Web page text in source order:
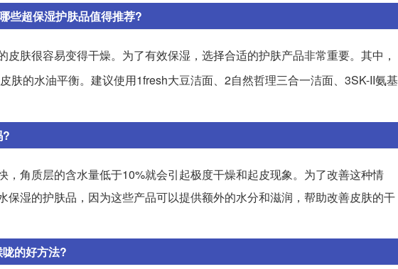
些超保湿护肤品值得推荐?
肤很容易变得干燥。为了有效保湿，选择合适的护肤产品非常重要。其中，
肤的水油平衡。建议使用1fresh大豆洁面、2自然哲理三合一洁面、3SK-II氨基
?
角质层的含水量低于10%就会引起极度干燥和起皮现象。为了改善这种情
湿的护肤品，因为这些产品可以提供额外的水分和滋润，帮助改善皮肤的干
的好方法?